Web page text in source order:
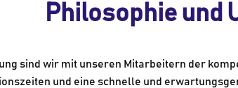
Philosophie und
sind wir mit unseren Mitarbeitern der
und eine schnelle und